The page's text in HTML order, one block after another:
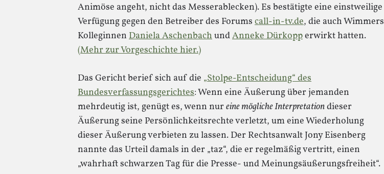
Animöse angeht, nicht das Messerablecken). Es bestätigte eine einstweilige
Verfügung gegen den Betreiber des Forums call-in-tv.de, die auch Wimmers
Kolleginnen Daniela AschenbachundAnneke Dürkopperwirkt hatten.
(Mehr zur Vorgeschichte hier.)
Das Gericht berief sich auf die „Stolpe-Entscheidung“ des
Bundesverfassungsgerichtes: Wenn eine Äußerung über jemanden
mehrdeutig ist, genügt es, wenn nur eine mögliche Interpretationdieser
Äußerung seine Persönlichkeitsrechte verletzt, um eine Wiederholung
dieser Äußerung verbieten zu lassen. Der Rechtsanwalt Jony Eisenberg
nannte das Urteil damals in der „taz“, die er regelmäßig vertritt, einen
„wahrhaft schwarzen Tag für die Presse- und Meinungsäußerungsfreiheit“.